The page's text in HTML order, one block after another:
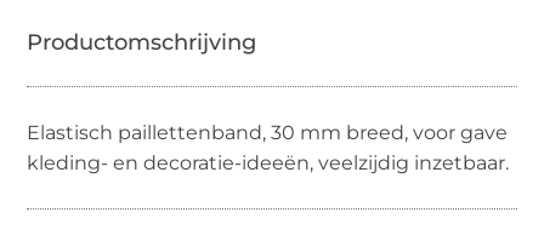
Elastisch paillettenband, 30 mm breed, voor gave
kleding- en decoratie-ideeën, veelzijdig inzetbaar.